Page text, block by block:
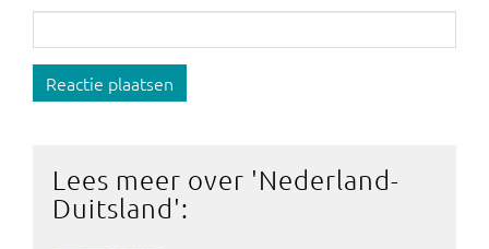
Reactie plaatsen
Lees meer over 'Nederland-
Duitsland':